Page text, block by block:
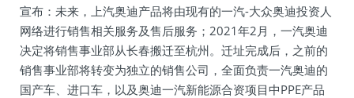
宣布：未来，上汽奥迪产品将由现有的一汽-大众奥迪投资人
网络进行销售相关服务及售后服务；2021年2月，一汽奥迪
决定将销售事业部从长春搬迁至杭州。迁址完成后，之前的
销售事业部将转变为独立的销售公司，全面负责一汽奥迪的
国产车、进口车，以及奥迪一汽新能源合资项目中PPE产品